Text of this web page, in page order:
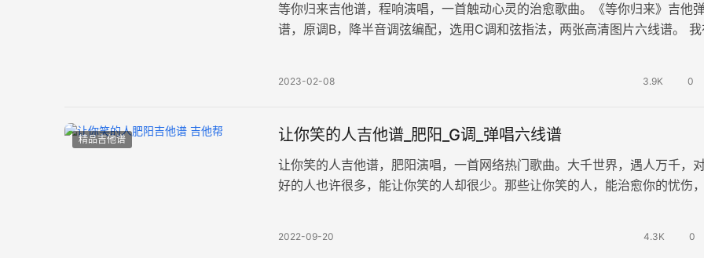
等你归来吉他谱，程响演唱，一首触动心灵的治愈歌曲。《等你归来》吉他
谱，原调B，降半音调弦编配，选用C调和弦指法，两张高清图片六线谱。 我
2023-02-08 3.9K 0
精品吉他谱 让你笑的人吉他谱_肥阳_G调_弹唱六线谱
让你笑的人吉他谱，肥阳演唱，一首网络热门歌曲。大千世界，遇人万千，
好的人也许很多，能让你笑的人却很少。那些让你笑的人，能治愈你的忧伤
2022-09-20 4.3K 0